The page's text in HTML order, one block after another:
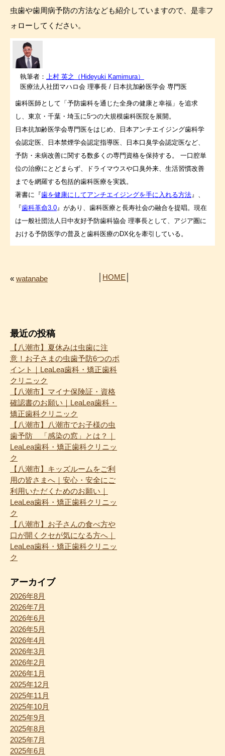
虫歯や歯周病予防の方法なども紹介していますので、是非フ
ォローしてください。
執筆者：
上村 英之（Hideyuki Kamimura）
医療法人社団マハロ会 理事長 / 日本抗加齢医学会 専門医
歯科医師として「予防歯科を通じた全身の健康と幸福」を追求
し、東京・千葉・埼玉に5つの大規模歯科医院を展開。
日本抗加齢医学会専門医をはじめ、日本アンチエイジング歯科学
会認定医、日本禁煙学会認定指導医、日本口臭学会認定医など、
予防・未病改善に関する数多くの専門資格を保持する。 一口腔単
位の治療にとどまらず、ドライマウスや口臭外来、生活習慣改善
までを網羅する包括的歯科医療を実践。
著書に『歯を健康にしてアンチエイジングを手に入れる方法 』、
『歯科革命3.0 』があり、歯科医療と長寿社会の融合を提唱。現在
は一般社団法人日中友好予防歯科協会 理事長として、アジア圏に
おける予防医学の普及と歯科医療のDX化を牽引している。
« watanabe HOME
最近の投稿
【八潮市】夏休みは虫歯に注
意！お子さまの虫歯予防6つのポ
イント｜LeaLea歯科・矯正歯科
クリニック
【八潮市】マイナ保険証・資格
確認書のお願い｜LeaLea歯科・
矯正歯科クリニック
【八潮市】八潮市でお子様の虫
歯予防 「感染の窓」とは？｜
LeaLea歯科・矯正歯科クリニッ
ク
【八潮市】キッズルームをご利
用の皆さまへ｜安心・安全にご
利用いただくためのお願い｜
LeaLea歯科・矯正歯科クリニッ
ク
【八潮市】お子さんの食べ方や
口が開くクセが気になる方へ｜
LeaLea歯科・矯正歯科クリニッ
ク
アーカイブ
2026年8月
2026年7月
2026年6月
2026年5月
2026年4月
2026年3月
2026年2月
2026年1月
2025年12月
2025年11月
2025年10月
2025年9月
2025年8月
2025年7月
2025年6月